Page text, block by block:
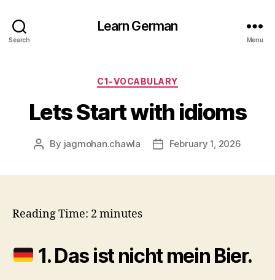
Search
Learn German
Menu
Categories
C1-VOCABULARY
Lets Start with idioms
Post
By jagmohan.chawla
PostFebruary 1, 2026
Reading Time: 2 minutes
1.Das ist nicht mein Bier.